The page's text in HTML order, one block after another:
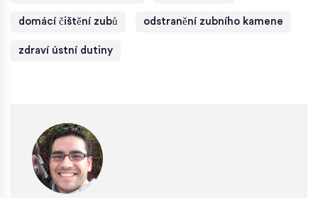
domácí čištění zubů odstranění zubního kamene
zdraví ústní dutiny